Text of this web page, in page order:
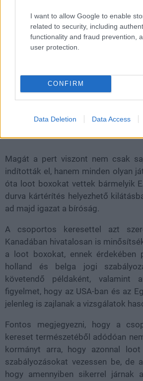
I want to allow Google to enable
related to security, including
functionality and fraud prevention,
user protection.
CONFIRM
Data Deletion Data Access
A szóban forgó pert a kanadaiThe
ami egy videojátékokhoz
szakosodott blog - oldalukona
kereset teljes terjedelmében
kiadó Madden NFL és NHL
kártyacsomagokat, azaz loot
módon Kanadában nem a FIFA a
Magát a pert viszont nem csak
indították el, hanem minden olyan
óta loot boxokat vettek bármelyik
durva kártérítés helyezhető
ad majd igazat a bíróság.
A csoportos keresettel azt
Kanadában hivatalosan is
a loot boxokat, ennek érdekében
holland és belga jogi
követendő példaként,
figyelmet, hogy az USA-ban és az
jelenleg is zajlanak a vizsgálatok
Fontos megjegyezni, hogy a
kereset természetéből adódóan
kormányt arra, hogy azonnal
szabályozásokat vezessen be, de
hogy amennyiben sikerrel járnak